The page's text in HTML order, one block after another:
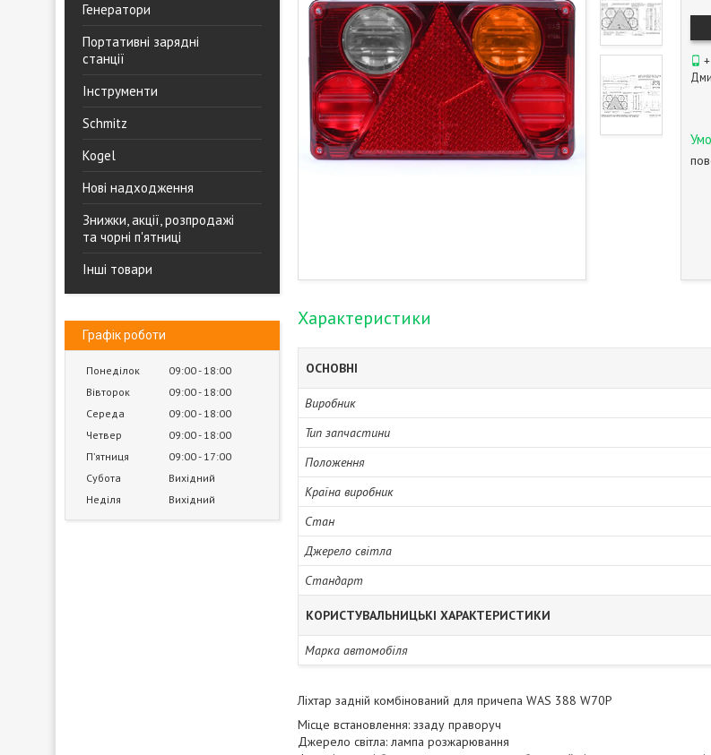
Генератори
Портативні зарядні
станції
Інструменти
Schmitz
Kogel
Нові надходження
Знижки, акції, розпродажі
та чорні п'ятниці
Інші товари
Графік роботи
Понеділок 09:00 18:00
Вівторок
09:00 18:00
Середа
09:00 18:00
Четвер
09:00 18:00
Пʼятниця
09:00 17:00
Субота
Вихідний
Неділя
Вихідний
Характеристики
ОСНОВНІ
Виробник
Тип запчастини
Положення
Країна виробник
Стан
Джерело світла
Стандарт
КОРИСТУВАЛЬНИЦЬКІ ХАРАКТЕРИСТИКИ
Марка автомобіля
Ліхтар задній комбінований для причепа WAS 388 W70P
Місце встановлення: ззаду праворуч
Джерело світла: лампа розжарювання